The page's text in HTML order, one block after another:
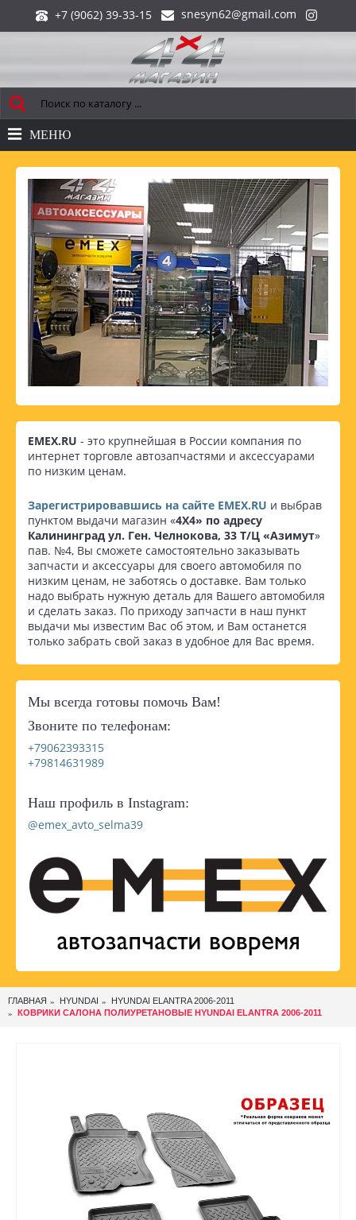
+7 (9062) 39-33-15 snesyn62@gmail.com
МЕНЮ
EMEX.RU - это крупнейшая в России компания по
интернет торговле автозапчастями и аксессуарами
по низким ценам.
Зарегистрировавшись на сайте EMEX.RU и выбрав
пунктом выдачи магазин «4Х4» по адресу
Калининград ул. Ген. Челнокова, 33 Т/Ц «Азимут»
пав. №4, Вы сможете самостоятельно заказывать
запчасти и аксессуары для своего автомобиля по
низким ценам, не заботясь о доставке. Вам только
надо выбрать нужную деталь для Вашего автомобиля
и сделать заказ. По приходу запчасти в наш пункт
выдачи мы известим Вас об этом, и Вам останется
только забрать свой заказ в удобное для Вас время.
Мы всегда готовы помочь Вам!
Звоните по телефонам:
+79062393315
+79814631989
Наш профиль в Instagram:
@emex_avto_selma39
ГЛАВНАЯ HYUNDAI
HYUNDAI ELANTRA 2006-2011
КОВРИКИ САЛОНА ПОЛИУРЕТАНОВЫЕ HYUNDAI ELANTRA 2006-2011